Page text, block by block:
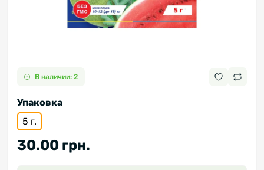
В наличии: 2
Упаковка
5 г.
30.00 грн.